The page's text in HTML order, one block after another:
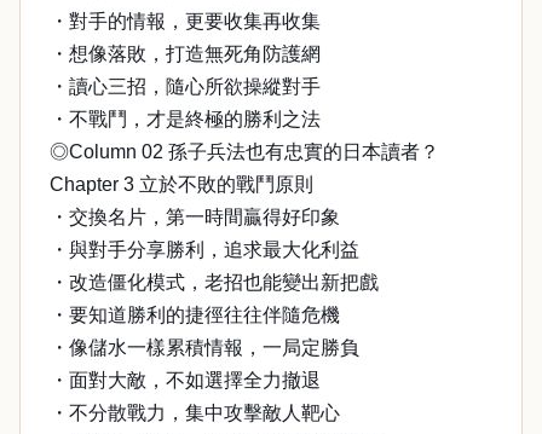
・對手的情報，更要收集再收集
・想像落敗，打造無死角防護網
・讀心三招，隨心所欲操縱對手
・不戰鬥，才是終極的勝利之法
◎Column 02 孫子兵法也有忠實的日本讀者？
Chapter 3 立於不敗的戰鬥原則
・交換名片，第一時間贏得好印象
・與對手分享勝利，追求最大化利益
・改造僵化模式，老招也能變出新把戲
・要知道勝利的捷徑往往伴隨危機
・像儲水一樣累積情報，一局定勝負
・面對大敵，不如選擇全力撤退
・不分散戰力，集中攻擊敵人靶心